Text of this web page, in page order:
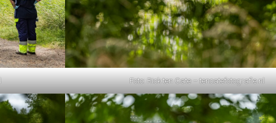
Foto: Rick ten Cate – tencatefotografie.nl